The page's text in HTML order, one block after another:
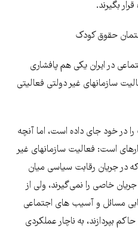
بگیرند.
حقوق کودک
در ایران یکی هم پافشاری
سازمان­های غیر دولتی فعالیتی
در خود جای داده است، اما آنچه
است: فعالیت سازمان­های غیر
در جریان رقابت سیاسی میان
خاصی را نمی‌گیرند، ولی از
مسائل و آسیب های اجتماعی
بپردازند، به ناچار عملکردی